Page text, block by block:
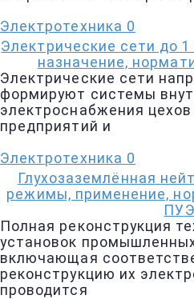
Электротехника 0
Электрические сети до
назначение,
Электрические сети
формируют системы
электроснабжения
предприятий и
Электротехника 0
Глухозаземлённая
режимы, применение,
ПУЭ
Полная реконструкция
установок
включающая
реконструкцию их
проводится